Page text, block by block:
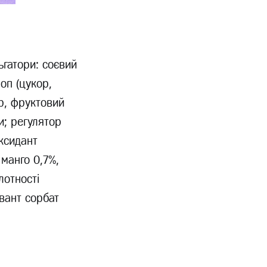
соєвий
(цукор,
фруктовий
регулятор
0,7%,
сорбат